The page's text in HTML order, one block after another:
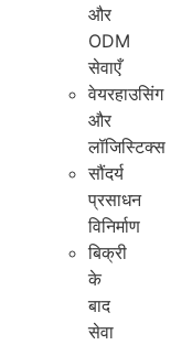
और
ODM
सेवाएँ
वेयरहाउसिंग
और
लॉजिस्टिक्स
सौंदर्य
प्रसाधन
विनिर्माण
बिक्री
के
बाद
सेवा